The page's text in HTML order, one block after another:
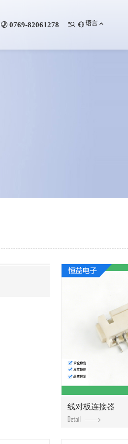
 0769-82061278   语言
线对板连接器